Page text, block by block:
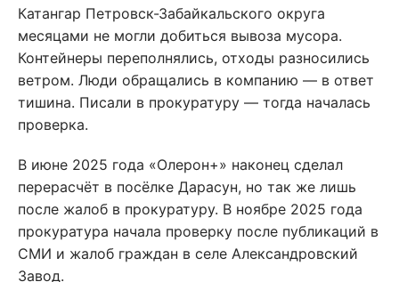
Катангар Петровск-Забайкальского округа
месяцами не могли добиться вывоза мусора.
Контейнеры переполнялись, отходы разносились
ветром. Люди обращались в компанию — в ответ
тишина. Писали в прокуратуру — тогда началась
проверка.
В июне 2025 года «Олерон+» наконец сделал
перерасчёт в посёлке Дарасун, но так же лишь
после жалоб в прокуратуру. В ноябре 2025 года
прокуратура начала проверку после публикаций в
СМИ и жалоб граждан в селе Александровский
Завод.